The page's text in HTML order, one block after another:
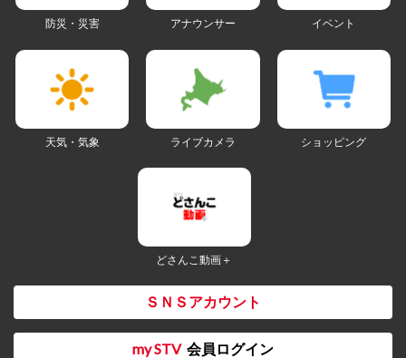
防災・災害 アナウンサー イベント
天気・気象 ライブカメラ ショッピング
どさんこ動画＋
ＳＮＳアカウント
my STV 会員ログイン